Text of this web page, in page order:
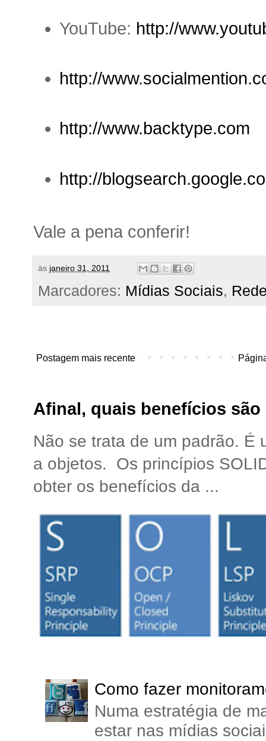
YouTube: http://
http://
http://www.backtype.com
http://
Vale a pena conferir!
às janeiro 31, 2011
Marcadores: Mídias Sociais,
Postagem mais recente
Afinal, quais benefícios
Não se trata de um padrão. É
a objetos. Os princípios
obter os benefícios da ...
Como fazer
Numa estratégia de
estar nas mídias